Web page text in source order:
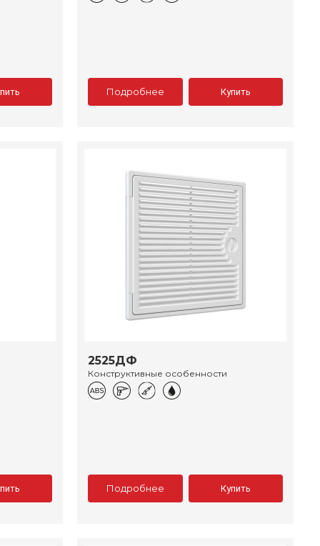
Подробнее Купить
2525ДФ
Конструктивные особенности
Подробнее Купить